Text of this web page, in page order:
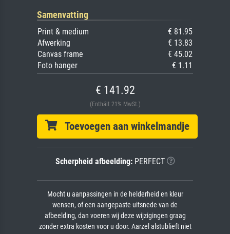
Samenvatting
Print & medium
€ 81.95
Afwerking
€ 13.83
Canvas frame
€ 45.02
Foto hanger
€ 1.11
€ 141.92
(Enthält 21% MwSt.)
Toevoegen aan winkelmandje
Scherpheid afbeelding:PERFECT
Mocht u aanpassingen in de helderheid en kleur
wensen, of een aangepaste uitsnede van de
afbeelding, dan voeren wij deze wijzigingen graag
zonder extra kosten voor u door. Aarzel alstublieft niet